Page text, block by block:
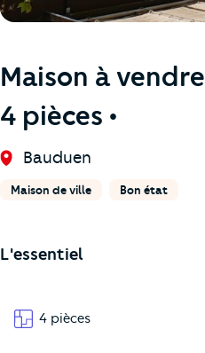
Maison à vendre
4 pièces •
Bauduen
Maison de ville Bon état
L'essentiel
4 pièces